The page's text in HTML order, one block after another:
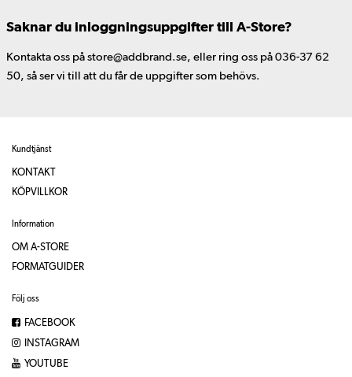
Saknar du inloggningsuppgifter till A-Store?
Kontakta oss på store@addbrand.se, eller ring oss på 036-37 62
50, så ser vi till att du får de uppgifter som behövs.
Kundtjänst
KONTAKT
KÖPVILLKOR
Information
OM A-STORE
FORMATGUIDER
Följ oss
FACEBOOK
INSTAGRAM
YOUTUBE